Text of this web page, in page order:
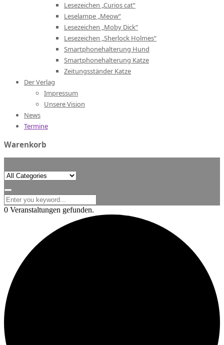
Lesezeichen „Curios cat“
Leselampe „Meow“
Lesezeichen „Moby Dick“
Lesezeichen „Sherlock Holmes“
Smartphonehalterung Hund
Smartphonehalterung Katze
Zeitungsständer Katze
Der Verlag
Impressum
Unsere Vision
News
Termine
Warenkorb
Search
for:
0 Veranstaltungen gefunden.